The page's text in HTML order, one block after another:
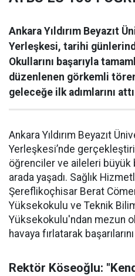
Ankara Yıldırım Beyazıt
Yerleşkesi, tarihi
Okullarını başarıyla
düzenlenen görkemli
geleceğe ilk adımlarını
Ankara Yıldırım Beyazıt
Yerleşkesi’nde
öğrenciler ve aileleri
arada yaşadı. Sağlık
Şereflikoçhisar Berat
Yüksekokulu ve Teknik
Yüksekokulu'ndan mezun
havaya fırlatarak
Rektör Köseoğlu: